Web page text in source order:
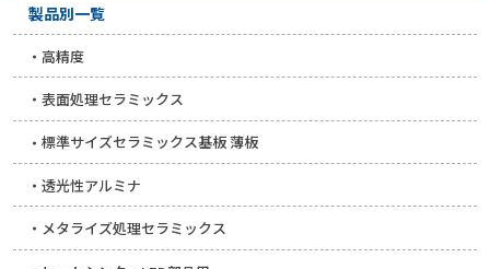
製品別一覧
高精度
表面処理セラミックス
標準サイズセラミックス基板 薄板
透光性アルミナ
メタライズ処理セラミックス